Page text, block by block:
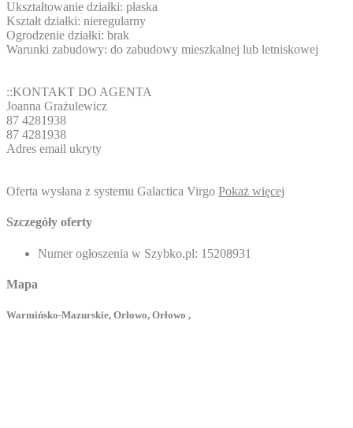
Ukształtowanie działki: płaska
Kształt działki: nieregularny
Ogrodzenie działki: brak
Warunki zabudowy: do zabudowy mieszkalnej lub letniskowej
::KONTAKT DO AGENTA
Joanna Grażulewicz
87 4281938
87 4281938
Adres email ukryty
Oferta wysłana z systemu Galactica Virgo Pokaż więcej
Szczegóły oferty
Numer ogłoszenia w Szybko.pl: 15208931
Mapa
Warmińsko-Mazurskie, Orłowo, Orłowo ,